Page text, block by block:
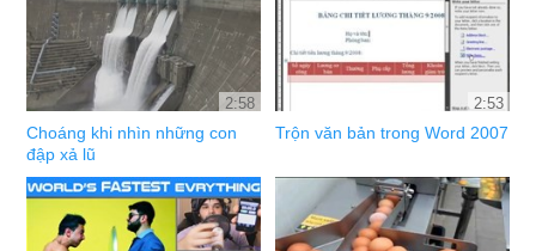
2:58
Choáng khi nhìn những con
đập xả lũ
2:53
Trộn văn bản trong Word 2007